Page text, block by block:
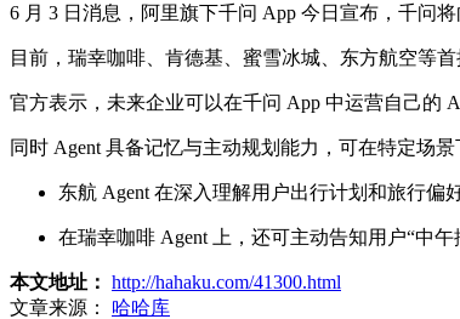
6 月 3 日消息，阿里旗下千问 App 今日宣布，千问
目前，瑞幸咖啡、肯德基、蜜雪冰城、东方航空等
官方表示，未来企业可以在千问 App 中运营自己的
同时 Agent 具备记忆与主动规划能力，可在特定场
东航 Agent 在深入理解用户出行计划和旅行偏
在瑞幸咖啡 Agent 上，还可主动告知用户“中
本文地址： http://hahaku.com/41300.html
文章来源：
哈哈库